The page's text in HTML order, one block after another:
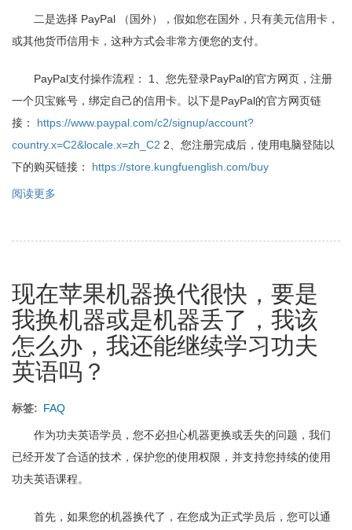
二是选择 PayPal （国外），假如您在国外，只有美元信用卡，
或其他货币信用卡，这种方式会非常方便您的支付。
PayPal支付操作流程： 1、您先登录PayPal的官方网页，注册
一个贝宝账号，绑定自己的信用卡。以下是PayPal的官方网页链
接： https://www.paypal.com/c2/signup/account?
country.x=C2&locale.x=zh_C2 2、您注册完成后，使用电脑登陆以
下的购买链接： https://store.kungfuenglish.com/buy
阅读更多
以
用
卡
支
付
吗？
现在苹果机器换代很快，要是
我换机器或是机器丢了，我该
怎么办，我还能继续学习功夫
英语吗？
标签 FAQ
作为功夫英语学员，您不必担心机器更换或丢失的问题，我们
已经开发了合适的技术，保护您的使用权限，并支持您持续的使用
功夫英语课程。
首先，如果您的机器换代了，在您成为正式学员后，您可以通